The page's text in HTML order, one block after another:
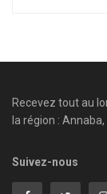
Recevez tout au
la région : Annaba,
Suivez-nous